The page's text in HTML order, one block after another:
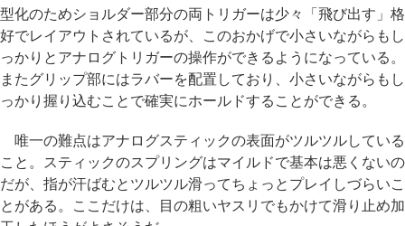
型化のためショルダー部分の両トリガーは少々「飛び出す」格
好でレイアウトされているが、このおかげで小さいながらもし
っかりとアナログトリガーの操作ができるようになっている。
またグリップ部にはラバーを配置しており、小さいながらもし
っかり握り込むことで確実にホールドすることができる。
唯一の難点はアナログスティックの表面がツルツルしている
こと。スティックのスプリングはマイルドで基本は悪くないの
だが、指が汗ばむとツルツル滑ってちょっとプレイしづらいこ
とがある。ここだけは、目の粗いヤスリでもかけて滑り止め加